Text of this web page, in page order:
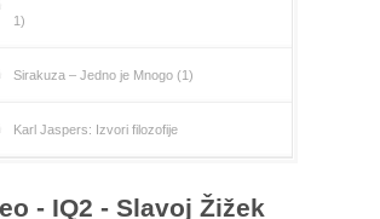
1)
Sirakuza – Jedno je Mnogo (1)
Karl Jaspers: Izvori filozofije
- IQ2 - Slavoj Žižek